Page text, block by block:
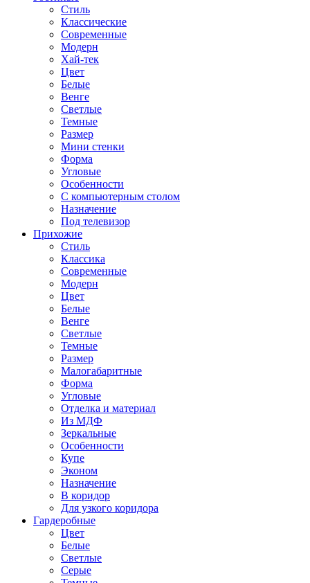
Стиль
Классические
Современные
Модерн
Хай-тек
Цвет
Белые
Венге
Светлые
Темные
Размер
Мини стенки
Форма
Угловые
Особенности
С компьютерным столом
Назначение
Под телевизор
Прихожие
Стиль
Классика
Современные
Модерн
Цвет
Белые
Венге
Светлые
Темные
Размер
Малогабаритные
Форма
Угловые
Отделка и материал
Из МДФ
Зеркальные
Особенности
Купе
Эконом
Назначение
В коридор
Для узкого коридора
Гардеробные
Цвет
Белые
Светлые
Серые